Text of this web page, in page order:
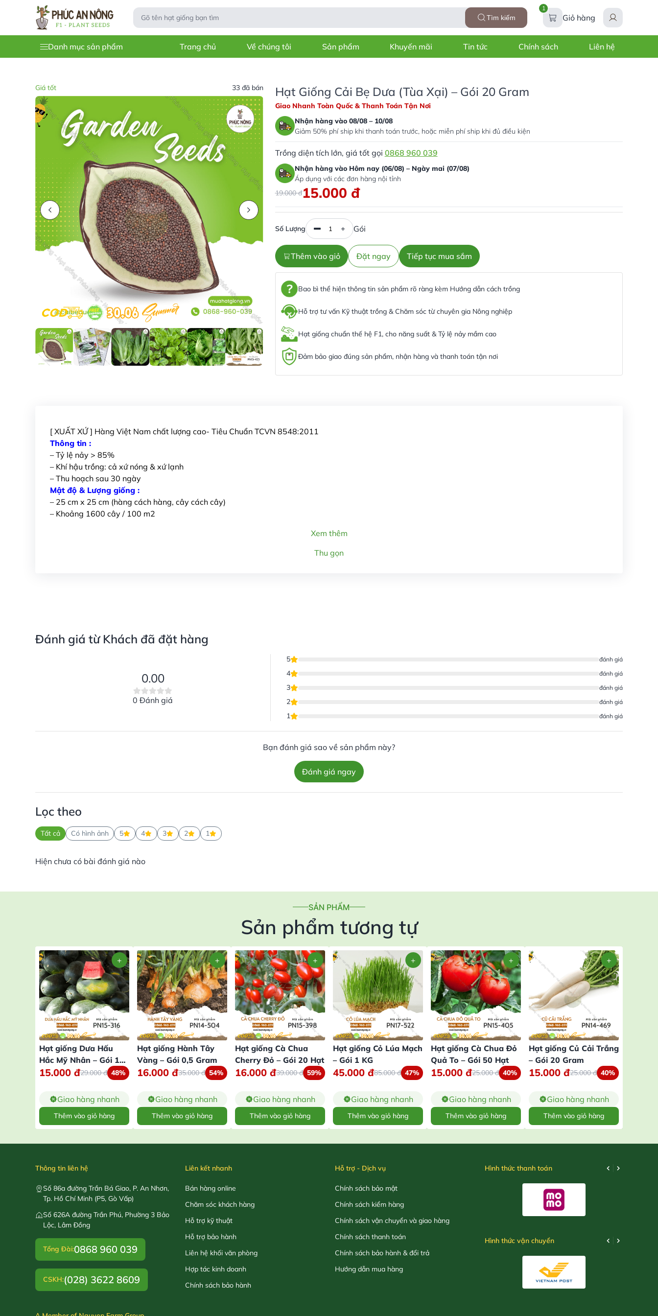
Tìm kiếm
1
Giỏ hàng
Danh mục sản phẩm Trang chủ Về chúng tôi Sản phẩm Khuyến mãi Tin tức Chính sách Liên hệ
Giá tốt 33 đã bán Hạt Giống Cải Bẹ Dưa (Tùa Xại) – Gói 20 Gram
Giao Nhanh Toàn Quốc & Thanh Toán Tận Nơi
Nhận hàng vào 08/08 – 10/08
Giảm 50% phí ship khi thanh toán trước, hoặc miễn phí ship khi đủ điều kiện
Trồng diện tích lớn, giá tốt gọi 0868 960 039
Nhận hàng vào Hôm nay (06/08) – Ngày mai (07/08)
Áp dụng với các đơn hàng nội tỉnh
19.000đ15.000 đ
Số Lượng Gói
Thêm vào giỏ Đặt ngay Tiếp tục mua sắm
Bao bì thể hiện thông tin sản phẩm rõ ràng kèm Hướng dẫn cách trồng
Hỗ trợ tư vấn Kỹ thuật trồng & Chăm sóc từ chuyên gia Nông nghiệp
Hạt giống chuẩn thế hệ F1, cho năng suất & Tỷ lệ nảy mầm cao
Đảm bảo giao đúng sản phẩm, nhận hàng và thanh toán tận nơi
[ XUẤT XỨ ] Hàng Việt Nam chất lượng cao- Tiêu Chuẩn TCVN 8548:2011
Thông tin :
– Tỷ lệ nảy > 85%
– Khí hậu trồng: cả xứ nóng & xứ lạnh
– Thu hoạch sau 30 ngày
Mật độ & Lượng giống :
– 25 cm x 25 cm (hàng cách hàng, cây cách cây)
– Khoảng 1600 cây / 100 m2
Xem thêm
Thu gọn
Đánh giá từ Khách đã đặt hàng
0.00
0 Đánh giá
5 đánh giá
4 đánh giá
3 đánh giá
2 đánh giá
1 đánh giá
Bạn đánh giá sao về sản phẩm này?
Đánh giá ngay
Lọc theo
Tất cả Có hình ảnh 5 4 3 2 1
Hiện chưa có bài đánh giá nào
SẢN PHẨM
Sản phẩm tương tự
Hạt giống Dưa Hấu
Hắc Mỹ Nhân – Gói 10
Hạt
15.000 đ29.000đ 48%
Giao hàng nhanh
Thêm vào giỏ hàng
Hạt giống Hành Tây
Vàng – Gói 0,5 Gram
16.000 đ35.000đ 54%
Giao hàng nhanh
Thêm vào giỏ hàng
Hạt giống Cà Chua
Cherry Đỏ – Gói 20 Hạt
16.000 đ39.000đ 59%
Giao hàng nhanh
Thêm vào giỏ hàng
Hạt giống Cỏ Lúa Mạch
– Gói 1 KG
45.000 đ85.000đ 47%
Giao hàng nhanh
Thêm vào giỏ hàng
Hạt giống Cà Chua Đỏ
Quả To – Gói 50 Hạt
15.000 đ25.000đ 40%
Giao hàng nhanh
Thêm vào giỏ hàng
Hạt giống Củ Cải Trắng
– Gói 20 Gram
15.000 đ25.000đ 40%
Giao hàng nhanh
Thêm vào giỏ hàng
Thông tin liên hệ
Số 86a đường Trần Bá Giao, P. An Nhơn,
Tp. Hồ Chí Minh (P5, Gò Vấp)
Số 626A đường Trần Phú, Phường 3 Bảo
Lộc, Lâm Đồng
Tổng Đài:0868 960 039
CSKH:(028) 3622 8609
Liên kết nhanh
Bán hàng online
Chăm sóc khách hàng
Hỗ trợ kỹ thuật
Hỗ trợ bảo hành
Liên hệ khối văn phòng
Hợp tác kinh doanh
Chính sách bảo hành
Hỗ trợ - Dịch vụ
Chính sách bảo mật
Chính sách kiểm hàng
Chính sách vận chuyển và giao hàng
Chính sách thanh toán
Chính sách bảo hành & đổi trả
Hướng dẫn mua hàng
Hình thức thanh toán
Hình thức vận chuyển